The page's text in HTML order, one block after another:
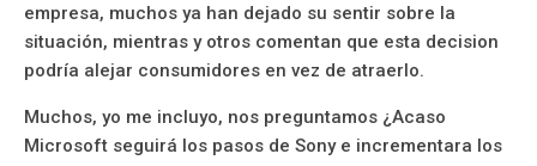
empresa, muchos ya han dejado su sentir sobre la
situación, mientras y otros comentan que esta decision
podría alejar consumidores en vez de atraerlo.
Muchos, yo me incluyo, nos preguntamos ¿Acaso
Microsoft seguirá los pasos de Sony e incrementara los